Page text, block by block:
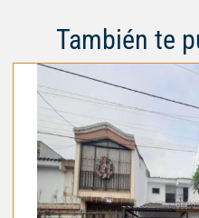
También te